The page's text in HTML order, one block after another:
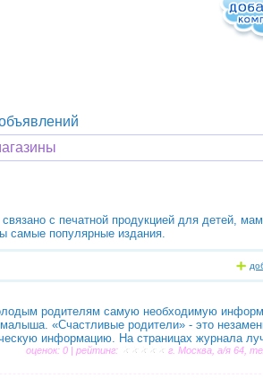
с печатной продукцией для детей,
самые популярные издания.
родителям самую необходимую
«Счастливые родители» - это
информацию. На страницах журнала
оценок: 0 | рейтинг: г. Москва, а/я 64,